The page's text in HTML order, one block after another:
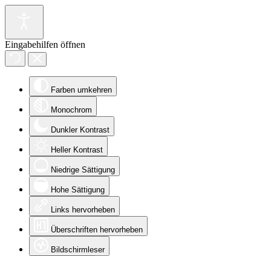
Eingabehilfen öffnen
Farben umkehren
Monochrom
Dunkler Kontrast
Heller Kontrast
Niedrige Sättigung
Hohe Sättigung
Links hervorheben
Überschriften hervorheben
Bildschirmleser